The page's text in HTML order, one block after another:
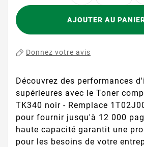
AJOUTER AU
Donnez votre avis
Découvrez des performances
supérieures avec le Toner
TK340 noir - Remplace
pour fournir jusqu'à 12 000
haute capacité garantit une
pour les besoins de votre